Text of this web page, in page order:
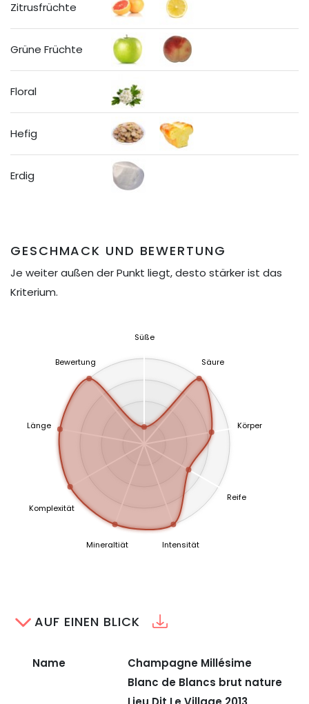
Zitrusfrüchte
Grüne Früchte
Floral
Hefig
Erdig
GESCHMACK UND BEWERTUNG
Je weiter außen der Punkt liegt, desto stärker ist das
Kriterium.
Süße
Säure
Körper
Reife
Intensität
Mineraltiät
Komplexität
Länge
Bewertung
AUF EINEN BLICK
Name
Champagne Millésime
Blanc de Blancs brut nature